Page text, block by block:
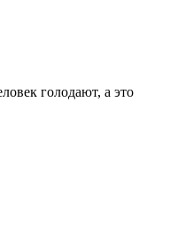
голодают, а это